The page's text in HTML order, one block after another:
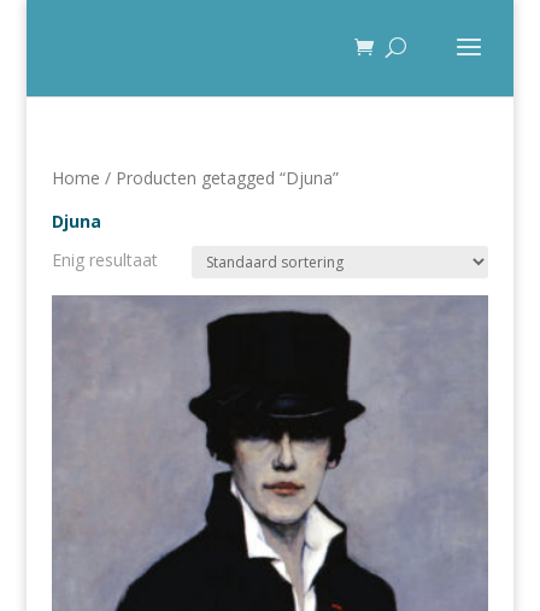
Home / Producten getagged “Djuna”
Djuna
Enig resultaat